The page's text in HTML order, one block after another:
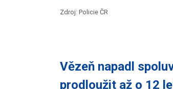
Zdroj: Policie ČR
Vězeň napadl
prodloužit až o 12